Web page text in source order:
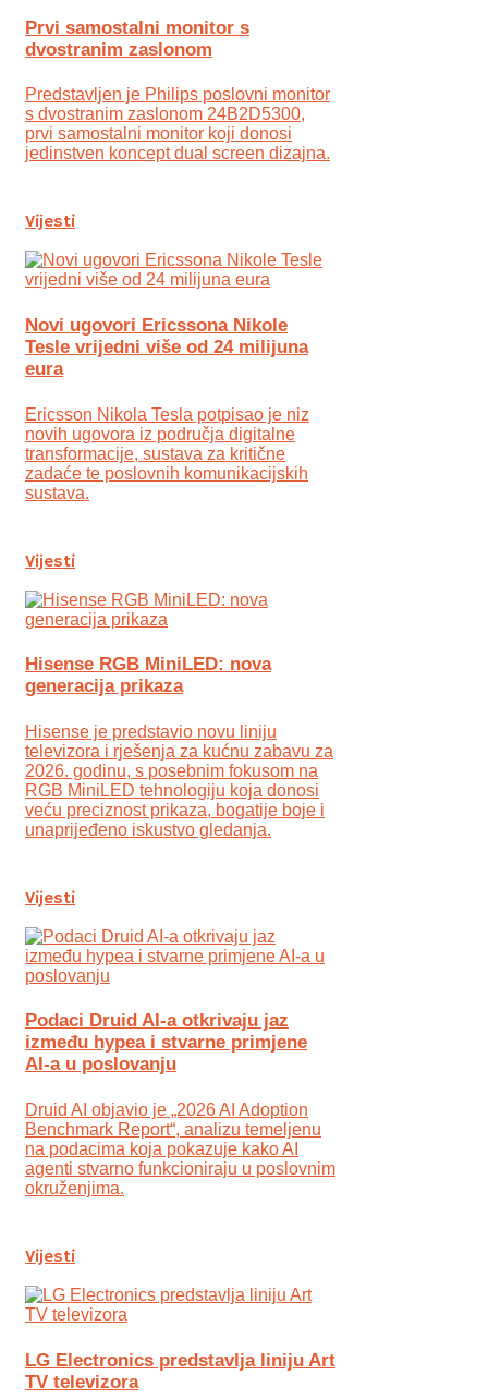
Prvi samostalni monitor s
dvostranim zaslonom
Predstavljen je Philips poslovni monitor
s dvostranim zaslonom 24B2D5300,
prvi samostalni monitor koji donosi
jedinstven koncept dual screen dizajna.
Vijesti
Novi ugovori Ericssona Nikole
Tesle vrijedni više od 24 milijuna
eura
Ericsson Nikola Tesla potpisao je niz
novih ugovora iz područja digitalne
transformacije, sustava za kritične
zadaće te poslovnih komunikacijskih
sustava.
Vijesti
Hisense RGB MiniLED: nova
generacija prikaza
Hisense je predstavio novu liniju
televizora i rješenja za kućnu zabavu za
2026. godinu, s posebnim fokusom na
RGB MiniLED tehnologiju koja donosi
veću preciznost prikaza, bogatije boje i
unaprijeđeno iskustvo gledanja.
Vijesti
Podaci Druid AI-a otkrivaju jaz
između hypea i stvarne primjene
AI-a u poslovanju
Druid AI objavio je „2026 AI Adoption
Benchmark Report“, analizu temeljenu
na podacima koja pokazuje kako AI
agenti stvarno funkcioniraju u poslovnim
okruženjima.
Vijesti
LG Electronics predstavlja liniju Art
TV televizora